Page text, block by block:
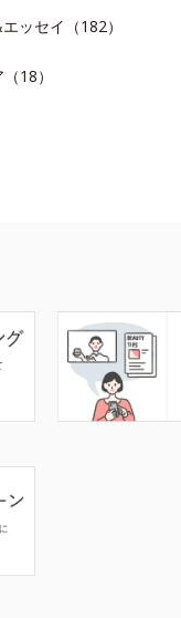
ッセイ（182）
18）